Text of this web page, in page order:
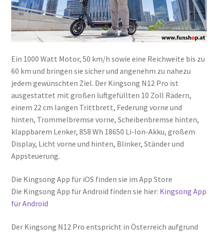
Ein 1000 Watt Motor, 50 km/h sowie eine Reichweite bis zu
60 km und bringen sie sicher und angenehm zu nahezu
jedem gewünschten Ziel. Der Kingsong N12 Pro ist
ausgestattet mit großen luftgefüllten 10 Zoll Rädern,
einem 22 cm langen Trittbrett, Federung vorne und
hinten, Trommelbremse vorne, Scheibenbremse hinten,
klappbarem Lenker, 858 Wh 18650 Li-Ion-Akku, großem
Display, Licht vorne und hinten, Blinker, Ständer und
Appsteuerung.
Die Kingsong App für iOS finden sie im App Store
Die Kingsong App für Android finden sie hier: Kingsong App
für Android
Der Kingsong N12 Pro entspricht in Österreich aufgrund